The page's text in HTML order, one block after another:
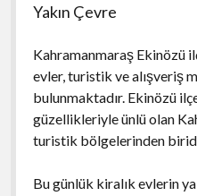
Yakın Çevre
Kahramanmaraş Ekinözü
evler, turistik ve alışveriş
bulunmaktadır. Ekinözü
güzellikleriyle ünlü olan
turistik bölgelerinden
Bu günlük kiralık evlerin